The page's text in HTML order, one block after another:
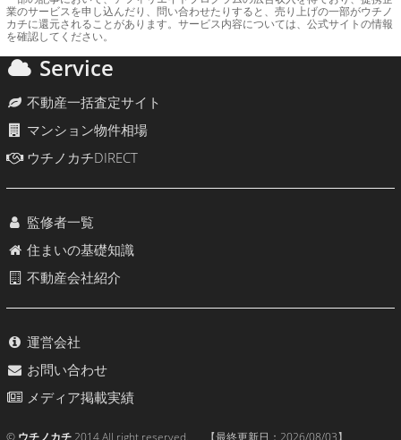
業のサービスを申し込んだり、問い合わせたりすると、売り上げの一部がウチノ
カチに還元されることがあります。サービス内容については、公式サイトの情報
を確認してください。
Service
不動産一括査定サイト
マンション物件相場
ウチノカチDIRECT
監修者一覧
住まいの基礎知識
不動産会社紹介
運営会社
お問い合わせ
メディア掲載実績